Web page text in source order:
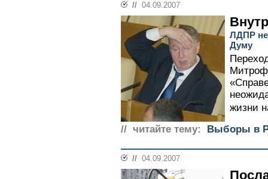
// 04.09.2007
ЛДПР не
Думу
жизни
// читайте тему:
Выборы в
// 04.09.2007